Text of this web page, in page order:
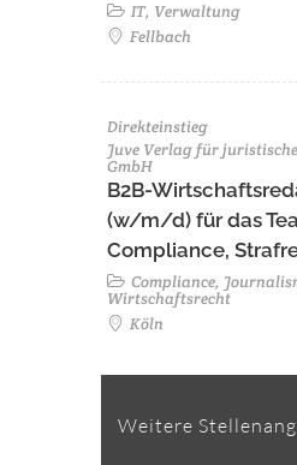
IT, Verwaltung
Fellbach
Direkteinstieg
Juve Verlag für
GmbH
B2B-
(w/m/d) für das
Compliance,
Compliance,
Wirtschaftsrecht
Köln
Weitere